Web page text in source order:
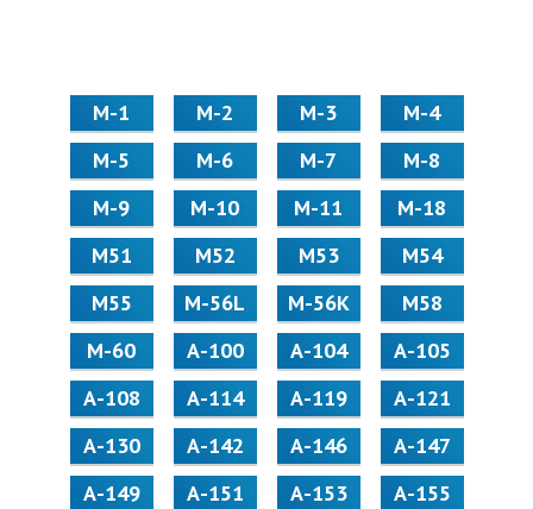
М-1 М-2 М-3
М-4
М-5
М-6 М-7
М-8
М-9
М-10 М-11
М-18
М51
М52 М53
М54
М55
M-56L M-56K
М58
M-60
А-100 А-104
А-105
А-108
А-114 А-119
А-121
А-130
А-142 А-146
А-147
А-149
А-151 А-153
А-155